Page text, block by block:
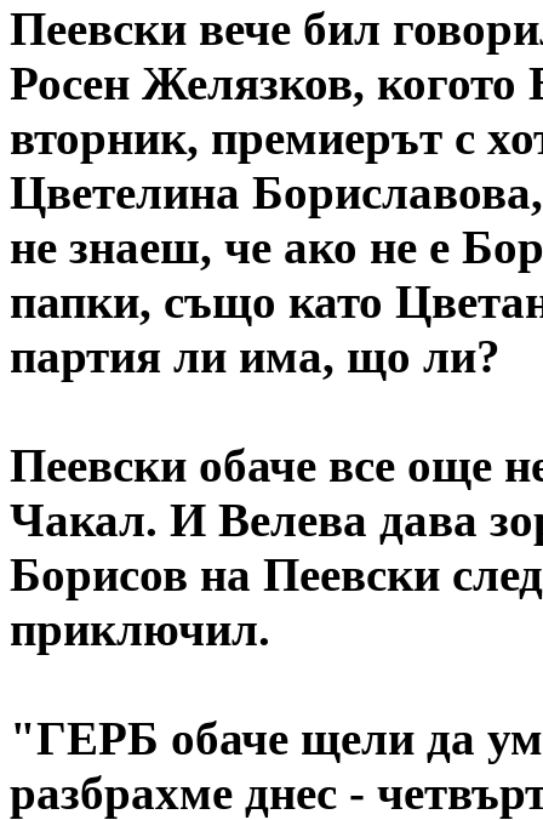
Пеевски вече бил
Росен Желязков, когото
вторник, премиерът с
Цветелина
не знаеш, че ако не е
папки, също като
партия ли има, що ли?
Пеевски обаче все още
Чакал. И Велева дава
Борисов на Пеевски
приключил.
"ГЕРБ обаче щели да
разбрахме днес -